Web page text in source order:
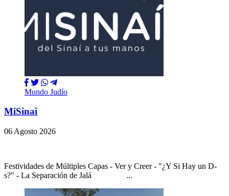
Mundo Judío
MiSinai
06 Agosto 2026
Festividades de Múltiples Capas - Ver y Creer - "¿Y Si Hay un D-
s?" - La Separación de Jalá ...